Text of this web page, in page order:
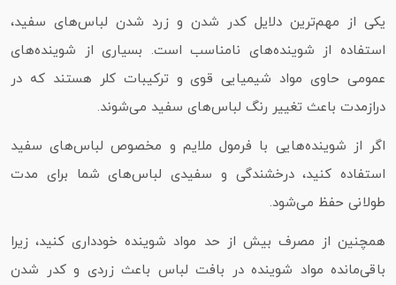
یکی از مهم‌ترین دلایل کدر شدن و زرد شدن لباس‌های سفید،
استفاده از شوینده‌های نامناسب است. بسیاری از شوینده‌های
عمومی حاوی مواد شیمیایی قوی و ترکیبات کلر هستند که در
درازمدت باعث تغییر رنگ لباس‌های سفید می‌شوند.
اگر از شوینده‌هایی با فرمول ملایم و مخصوص لباس‌های سفید
استفاده کنید، درخشندگی و سفیدی لباس‌های شما برای مدت
طولانی حفظ می‌شود.
همچنین از مصرف بیش از حد مواد شوینده خودداری کنید، زیرا
باقی‌مانده مواد شوینده در بافت لباس باعث زردی و کدر شدن